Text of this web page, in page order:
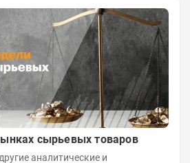
сырьевых товаров
аналитические и